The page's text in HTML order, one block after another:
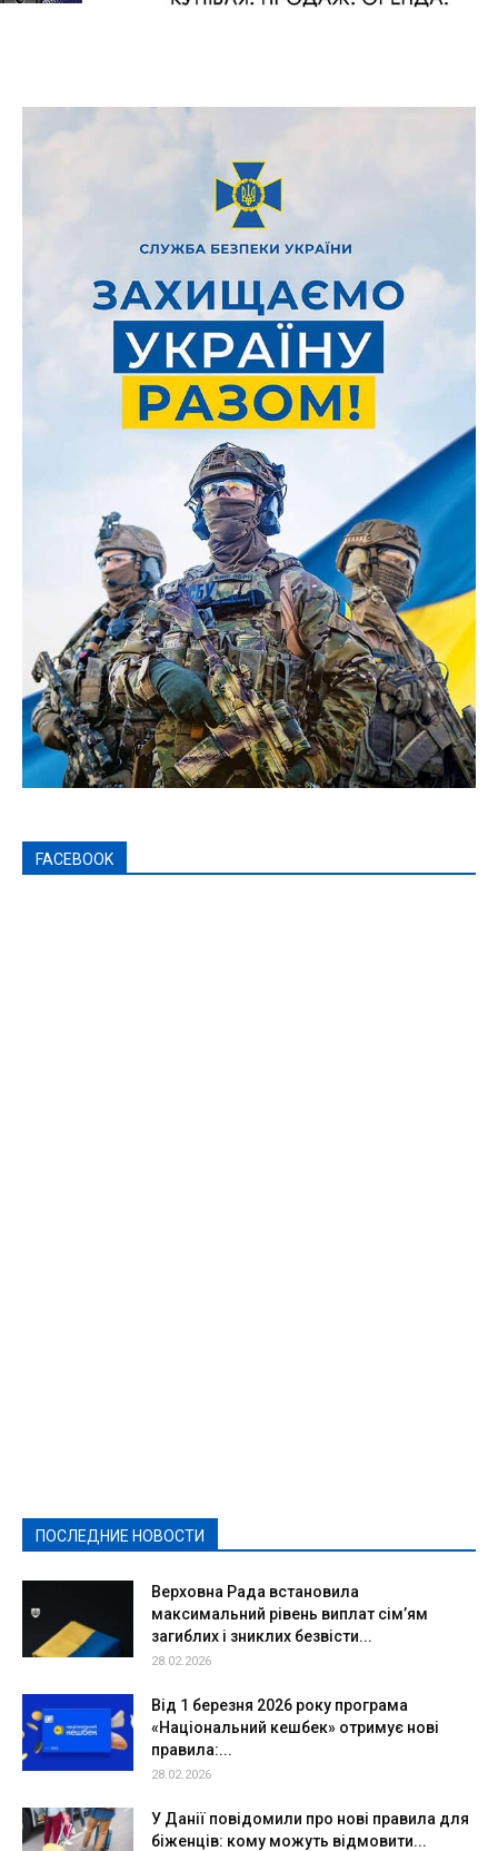
FACEBOOK
ПОСЛЕДНИЕ НОВОСТИ
Верховна Рада встановила
максимальний рівень виплат сім’ям
загиблих і зниклих безвісти...
28.02.2026
Від 1 березня 2026 року програма
«Національний кешбек» отримує нові
правила:...
28.02.2026
У Данії повідомили про нові правила для
біженців: кому можуть відмовити...